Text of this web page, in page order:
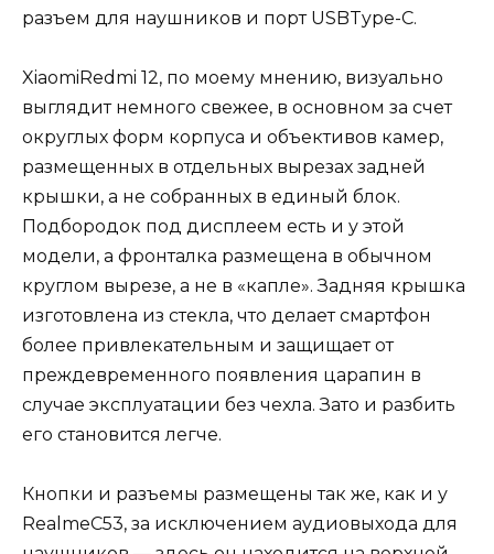
разъем для наушников и порт USBType-C.
XiaomiRedmi 12, по моему мнению, визуально
выглядит немного свежее, в основном за счет
округлых форм корпуса и объективов камер,
размещенных в отдельных вырезах задней
крышки, а не собранных в единый блок.
Подбородок под дисплеем есть и у этой
модели, а фронталка размещена в обычном
круглом вырезе, а не в «капле». Задняя крышка
изготовлена из стекла, что делает смартфон
более привлекательным и защищает от
преждевременного появления царапин в
случае эксплуатации без чехла. Зато и разбить
его становится легче.
Кнопки и разъемы размещены так же, как и у
RealmeC53, за исключением аудиовыхода для